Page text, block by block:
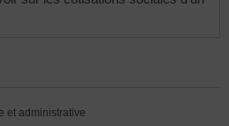
et administrative